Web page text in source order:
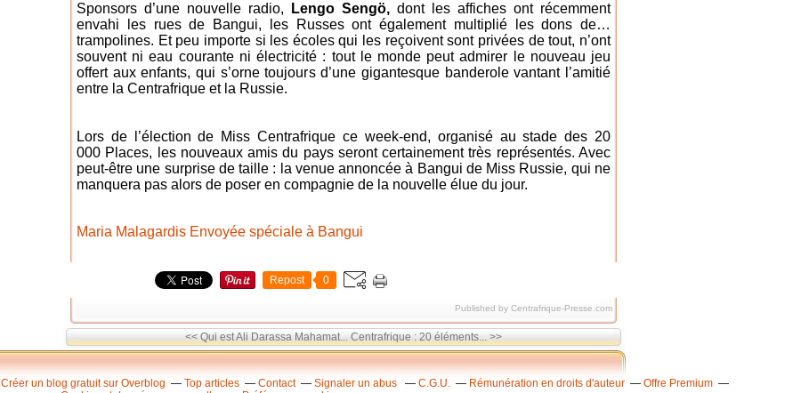
Sponsors d’une nouvelle radio, Lengo Sengö, dont les affiches ont récemment
envahi les rues de Bangui, les Russes ont également multiplié les dons de…
trampolines. Et peu importe si les écoles qui les reçoivent sont privées de tout, n’ont
souvent ni eau courante ni électricité : tout le monde peut admirer le nouveau jeu
offert aux enfants, qui s’orne toujours d’une gigantesque banderole vantant l’amitié
entre la Centrafrique et la Russie.
Lors de l’élection de Miss Centrafrique ce week-end, organisé au stade des 20
000 Places, les nouveaux amis du pays seront certainement très représentés. Avec
peut-être une surprise de taille : la venue annoncée à Bangui de Miss Russie, qui ne
manquera pas alors de poser en compagnie de la nouvelle élue du jour.
Maria Malagardis Envoyée spéciale à Bangui
Repost 0
Published by Centrafrique-Presse.com
<< Qui est Ali Darassa Mahamat... Centrafrique : 20 éléments... >>
Créer un blog gratuit sur Overblog Top articles Contact Signaler un abus C.G.U. Rémunération en droits d'auteur
Offre Premium